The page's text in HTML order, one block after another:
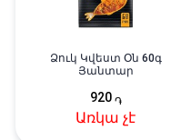
Ձուկ Կվեստ Օն 60գ
Յանտար
920 ֏
Առկա չէ